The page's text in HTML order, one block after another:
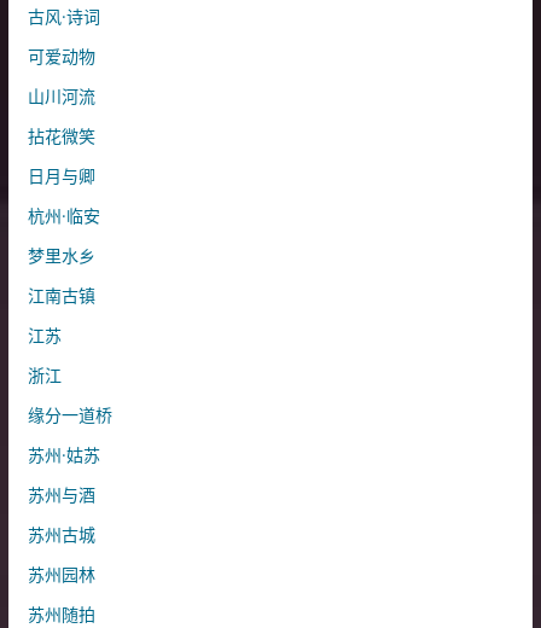
古风·诗词
可爱动物
山川河流
拈花微笑
日月与卿
杭州·临安
梦里水乡
江南古镇
江苏
浙江
缘分一道桥
苏州·姑苏
苏州与酒
苏州古城
苏州园林
苏州随拍